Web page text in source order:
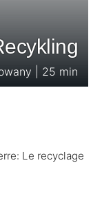
| 25 min
Le recyclage